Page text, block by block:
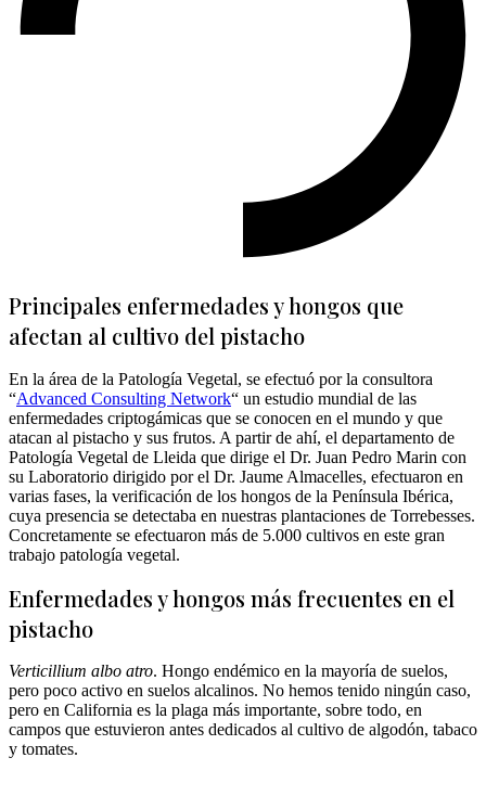
Principales enfermedades y hongos que
afectan al cultivo del pistacho
En la área de la Patología Vegetal, se efectuó por la consultora
“Advanced Consulting Network“ un estudio mundial de las
enfermedades criptogámicas que se conocen en el mundo y que
atacan al pistacho y sus frutos. A partir de ahí, el departamento de
Patología Vegetal de Lleida que dirige el Dr. Juan Pedro Marin con
su Laboratorio dirigido por el Dr. Jaume Almacelles, efectuaron en
varias fases, la verificación de los hongos de la Península Ibérica,
cuya presencia se detectaba en nuestras plantaciones de Torrebesses.
Concretamente se efectuaron más de 5.000 cultivos en este gran
trabajo patología vegetal.
Enfermedades y hongos más frecuentes en el
pistacho
Verticillium albo atro. Hongo endémico en la mayoría de suelos,
pero poco activo en suelos alcalinos. No hemos tenido ningún caso,
pero en California es la plaga más importante, sobre todo, en
campos que estuvieron antes dedicados al cultivo de algodón, tabaco
y tomates.